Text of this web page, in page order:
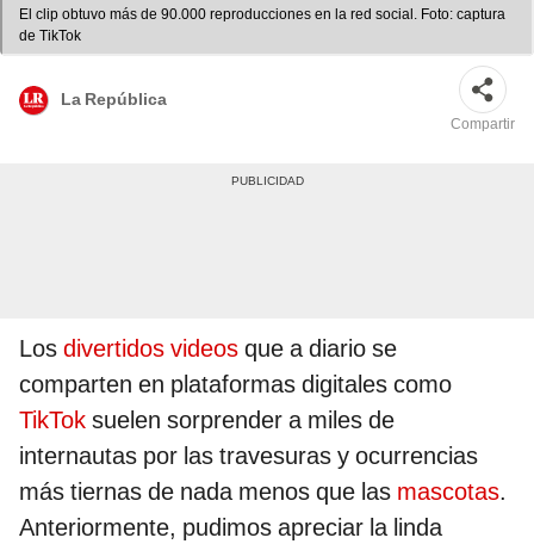
El clip obtuvo más de 90.000 reproducciones en la red social. Foto: captura
de TikTok
La República
Compartir
Los divertidos videos que a diario se
comparten en plataformas digitales como
TikTok suelen sorprender a miles de
internautas por las travesuras y ocurrencias
más tiernas de nada menos que las mascotas.
Anteriormente, pudimos apreciar la linda